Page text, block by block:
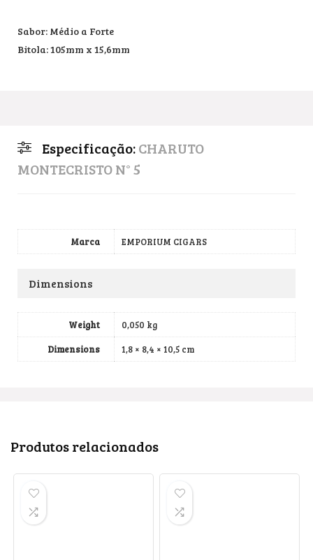
Sabor: Médio a Forte
Bitola: 105mm x 15,6mm
Especificação:CHARUTO
MONTECRISTO N° 5
Marca EMPORIUM CIGARS
Dimensions
Weight
0,050 kg
Dimensions
1,8 × 8,4 × 10,5 cm
Produtos relacionados